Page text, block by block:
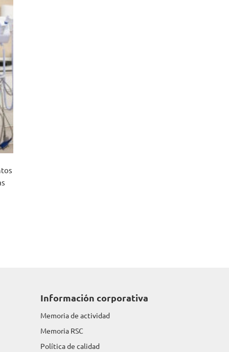
Información corporativa
Memoria de actividad
Memoria RSC
Política de calidad